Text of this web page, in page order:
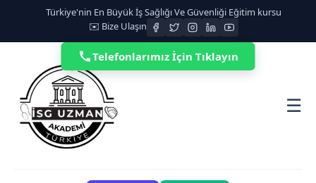
Türkiye'nin En Büyük İş Sağlığı Ve Güvenliği Eğitim kursu
✉️ Bize Ulaşın
☰
Telefonlarımız İçin Tıklayın